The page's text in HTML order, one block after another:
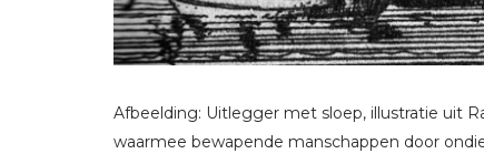
Afbeelding: Uitlegger met sloep, illustratie uit
waarmee bewapende manschappen door